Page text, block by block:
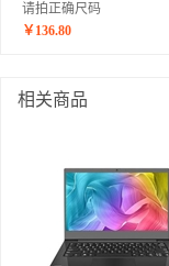
请拍正确尺码
￥ 136.80
相关商品